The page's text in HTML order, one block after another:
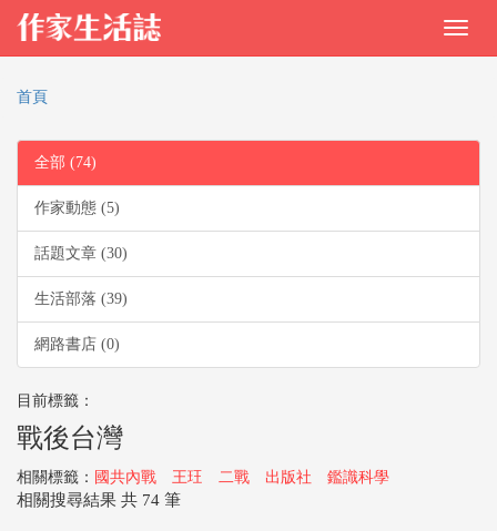
首頁
全部 (74)
作家動態 (5)
話題文章 (30)
生活部落 (39)
網路書店 (0)
目前標籤：
戰後台灣
相關標籤： 國共內戰 王玨 二戰 出版社 鑑識科學
相關搜尋結果 共 74 筆